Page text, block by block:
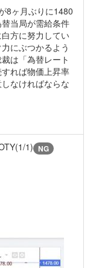
8ヶ月ぶりに1480
当局が需給条件
方に努力してい
にぶつかるよう
は「為替レート
れば物価上昇率
なければならな
1) NG